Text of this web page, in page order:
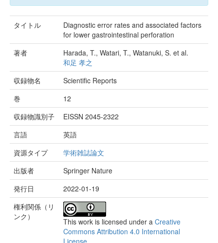
タイトル
Diagnostic error rates and associated factors
for lower gastrointestinal perforation
著者
Harada, T., Watari, T., Watanuki, S. et al.
和足 孝之
収録物名
Scientific Reports
巻
12
収録物識別子
EISSN 2045-2322
言語
英語
資源タイプ
学術雑誌論文
出版者
Springer Nature
発行日
2022-01-19
権利関係（リ
ンク）
This work is licensed under a Creative
Commons Attribution 4.0 International